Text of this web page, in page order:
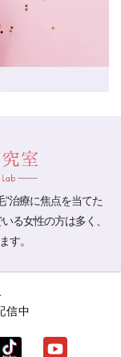
”治療に焦点を当てた
る女性の方は多く、
す。
信中